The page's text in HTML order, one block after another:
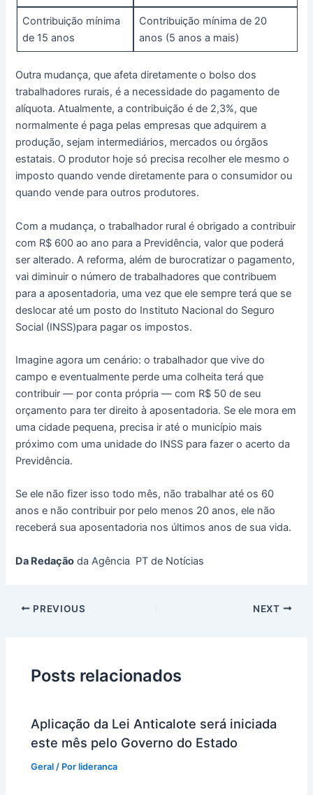
Contribuição mínima
de 15 anos
Contribuição mínima de 20
anos (5 anos a mais)
Outra mudança, que afeta diretamente o bolso dos
trabalhadores rurais, é a necessidade do pagamento de
alíquota. Atualmente, a contribuição é de 2,3%, que
normalmente é paga pelas empresas que adquirem a
produção, sejam intermediários, mercados ou órgãos
estatais. O produtor hoje só precisa recolher ele mesmo o
imposto quando vende diretamente para o consumidor ou
quando vende para outros produtores.
Com a mudança, o trabalhador rural é obrigado a contribuir
com R$ 600 ao ano para a Previdência, valor que poderá
ser alterado. A reforma, além de burocratizar o pagamento,
vai diminuir o número de trabalhadores que contribuem
para a aposentadoria, uma vez que ele sempre terá que se
deslocar até um posto do Instituto Nacional do Seguro
Social (INSS)para pagar os impostos.
Imagine agora um cenário: o trabalhador que vive do
campo e eventualmente perde uma colheita terá que
contribuir — por conta própria — com R$ 50 de seu
orçamento para ter direito à aposentadoria. Se ele mora em
uma cidade pequena, precisa ir até o município mais
próximo com uma unidade do INSS para fazer o acerto da
Previdência.
Se ele não fizer isso todo mês, não trabalhar até os 60
anos e não contribuir por pelo menos 20 anos, ele não
receberá sua aposentadoria nos últimos anos de sua vida.
Da Redação da Agência PT de Notícias
PREVIOUS NEXT
Posts relacionados
Aplicação da Lei Anticalote será iniciada
este mês pelo Governo do Estado
Geral / Porlideranca